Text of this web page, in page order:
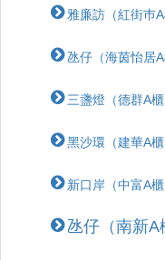
雅廉訪（紅街巿A
氹仔（海茵怡居A
三盞燈（德群A櫃
黑沙環（建華A櫃
新口岸（中富A櫃
氹仔（南新A